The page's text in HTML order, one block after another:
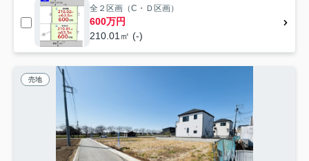
全２区画（C・Ｄ区画）
600万円
210.01㎡ (-)
売地